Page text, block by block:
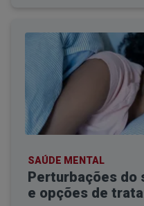
SAÚDE MENTAL
Perturbações do
e opções de